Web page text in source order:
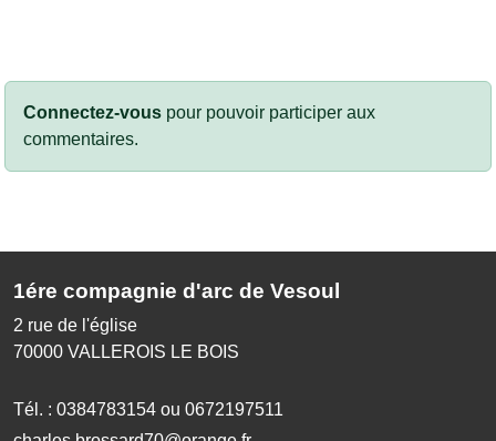
Connectez-vous pour pouvoir participer aux
commentaires.
1ére compagnie d'arc de Vesoul
2 rue de l'église
70000 VALLEROIS LE BOIS
Tél. : 0384783154 ou 0672197511